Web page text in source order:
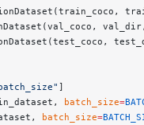
]
batch_size=
batch_size=